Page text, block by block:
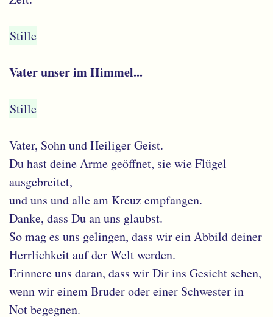
Stille
Vater unser im Himmel...
Stille
Vater, Sohn und Heiliger Geist.
Du hast deine Arme geöffnet, sie wie Flügel
ausgebreitet,
und uns und alle am Kreuz empfangen.
Danke, dass Du an uns glaubst.
So mag es uns gelingen, dass wir ein Abbild deiner
Herrlichkeit auf der Welt werden.
Erinnere uns daran, dass wir Dir ins Gesicht sehen,
wenn wir einem Bruder oder einer Schwester in
Not begegnen.